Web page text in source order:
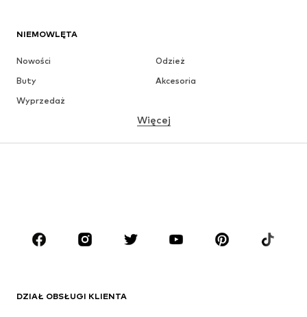
NIEMOWLĘTA
Nowości
Odzież
Buty
Akcesoria
Wyprzedaż
MARKI
Next
Więcej
DZIAŁ OBSŁUGI KLIENTA